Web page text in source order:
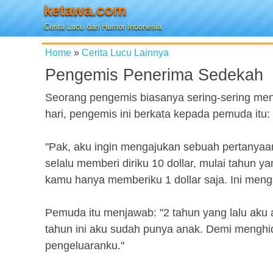
ketawa.com
Cerita Lucu dan Humor Indonesia
Home » Cerita Lucu Lainnya
Pengemis Penerima Sedekah
Seorang pengemis biasanya sering-sering
hari, pengemis ini berkata kepada pemuda itu:
"Pak, aku ingin mengajukan sebuah
selalu memberi diriku 10 dollar, mulai tahun
kamu hanya memberiku 1 dollar saja. Ini
Pemuda itu menjawab: "2 tahun yang lalu
tahun ini aku sudah punya anak. Demi
pengeluaranku."